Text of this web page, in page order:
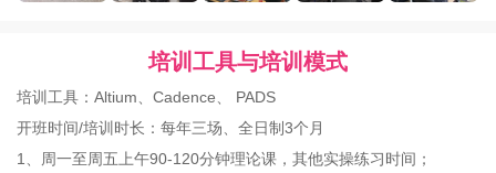
培训工具与培训模式
培训工具：Altium、Cadence、 PADS
开班时间/培训时长：每年三场、全日制3个月
1、周一至周五上午90-120分钟理论课，其他实操练习时间；